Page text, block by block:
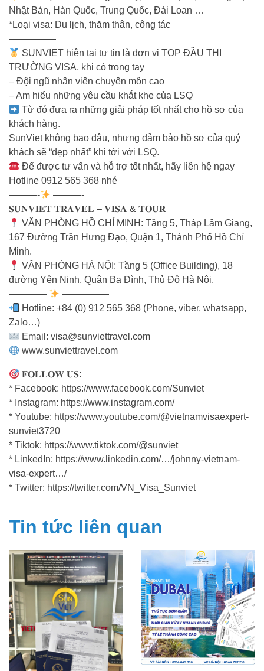
Nhật Bản, Hàn Quốc, Trung Quốc, Đài Loan …
*Loại visa: Du lịch, thăm thân, công tác
—————
SUNVIET hiện tại tự tin là đơn vị TOP ĐẦU THỊ
TRƯỜNG VISA, khi có trong tay
– Đội ngũ nhân viên chuyên môn cao
– Am hiểu những yêu cầu khắt khe của LSQ
Từ đó đưa ra những giải pháp tốt nhất cho hồ sơ của
khách hàng.
SunViet không bao đậu, nhưng đảm bảo hồ sơ của quý
khách sẽ “đẹp nhất” khi tới với LSQ.
Để được tư vấn và hỗ trợ tốt nhất, hãy liên hệ ngay
Hotline 0912 565 368 nhé
———-
———-
𝐒𝐔𝐍𝐕𝐈𝐄𝐓 𝐓𝐑𝐀𝐕𝐄𝐋 – 𝐕𝐈𝐒𝐀 & 𝐓𝐎𝐔𝐑
VĂN PHÒNG HỒ CHÍ MINH: Tầng 5, Tháp Lâm Giang,
167 Đường Trần Hưng Đạo, Quận 1, Thành Phố Hồ Chí
Minh.
VĂN PHÒNG HÀ NỘI: Tầng 5 (Office Building), 18
đường Yên Ninh, Quận Ba Đình, Thủ Đô Hà Nội.
————
—————
Hotline: +84 (0) 912 565 368 (Phone, viber, whatsapp,
Zalo…)
Email: visa@sunviettravel.com
www.sunviettravel.com
𝐅𝐎𝐋𝐋𝐎𝐖 𝐔𝐒:
* Facebook: https://www.facebook.com/Sunviet
* Instagram: https://www.instagram.com/
* Youtube: https://www.youtube.com/@vietnamvisaexpert-
sunviet3720
* Tiktok: https://www.tiktok.com/@sunviet
* LinkedIn: https://www.linkedin.com/…/johnny-vietnam-
visa-expert…/
* Twitter: https://twitter.com/VN_Visa_Sunviet
Tin tức liên quan